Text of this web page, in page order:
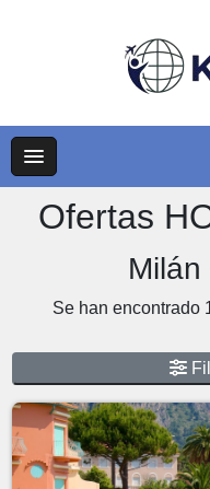
Ofertas
Milán
Se han encontrado